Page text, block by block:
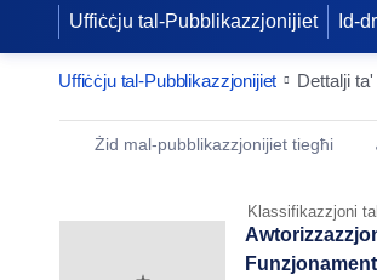
Uffiċċju tal-Pubblikazzjonijiet Id-
Uffiċċju tal-Pubblikazzjonijiet Dettalji
Publication Detail
Żid mal-pubblikazzjonijiet tiegħi
Klassifikazzjoni